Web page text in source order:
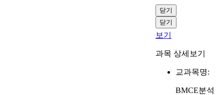
닫기
닫기
보기
과목 상세보기
교과목명:
BMCE분석